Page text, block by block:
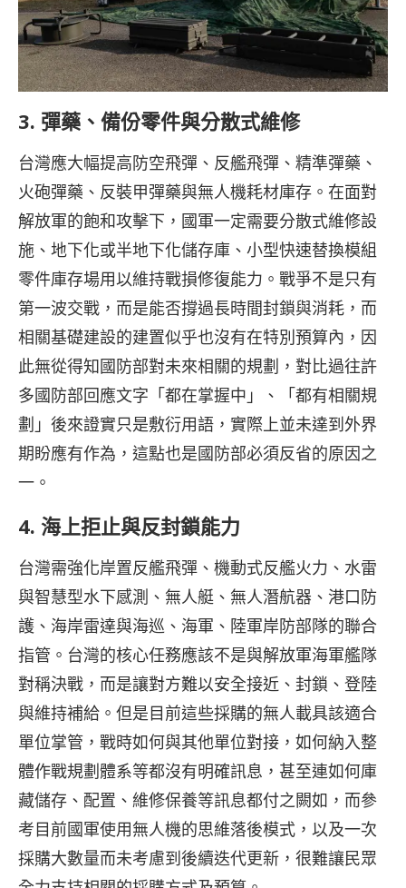
3. 彈藥、備份零件與分散式維修
台灣應大幅提高防空飛彈、反艦飛彈、精準彈藥、
火砲彈藥、反裝甲彈藥與無人機耗材庫存。在面對
解放軍的飽和攻擊下，國軍一定需要分散式維修設
施、地下化或半地下化儲存庫、小型快速替換模組
零件庫存場用以維持戰損修復能力。戰爭不是只有
第一波交戰，而是能否撐過長時間封鎖與消耗，而
相關基礎建設的建置似乎也沒有在特別預算內，因
此無從得知國防部對未來相關的規劃，對比過往許
多國防部回應文字「都在掌握中」、「都有相關規
劃」後來證實只是敷衍用語，實際上並未達到外界
期盼應有作為，這點也是國防部必須反省的原因之
一。
4. 海上拒止與反封鎖能力
台灣需強化岸置反艦飛彈、機動式反艦火力、水雷
與智慧型水下感測、無人艇、無人潛航器、港口防
護、海岸雷達與海巡、海軍、陸軍岸防部隊的聯合
指管。台灣的核心任務應該不是與解放軍海軍艦隊
對稱決戰，而是讓對方難以安全接近、封鎖、登陸
與維持補給。但是目前這些採購的無人載具該適合
單位掌管，戰時如何與其他單位對接，如何納入整
體作戰規劃體系等都沒有明確訊息，甚至連如何庫
藏儲存、配置、維修保養等訊息都付之闕如，而參
考目前國軍使用無人機的思維落後模式，以及一次
採購大數量而未考慮到後續迭代更新，很難讓民眾